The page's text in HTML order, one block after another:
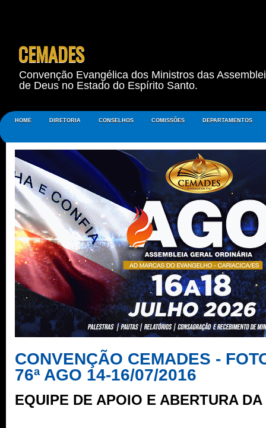
CEMADES
Convenção Evangélica dos Ministros das
de Deus no Estado do Espírito Santo.
HOME DIRETORIA CONSELHOS COMISSÕES DEPARTAMENTOS
CONVENÇÃO CEMADES -
76ª AGO 14-16/07/2016
EQUIPE DE APOIO E ABERTURA